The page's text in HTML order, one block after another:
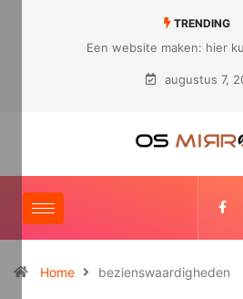
TRENDING
kun je op letten Hoe ziet een
augustus 7,
Home bezienswaardigheden